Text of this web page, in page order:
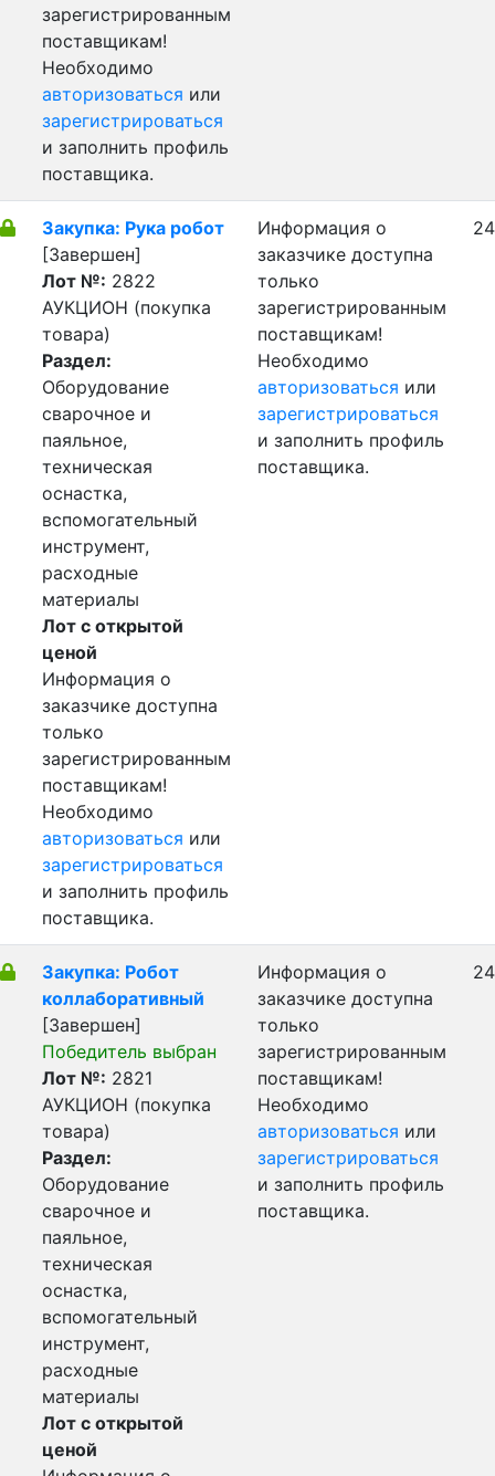
зарегистрированным
поставщикам!
Необходимо
авторизоваться или
зарегистрироваться
и заполнить профиль
поставщика.
Закупка: Рука робот
[Завершен]
Лот №: 2822
АУКЦИОН (покупка
товара)
Раздел:
Оборудование
сварочное и
паяльное,
техническая
оснастка,
вспомогательный
инструмент,
расходные
материалы
Лот с открытой
ценой
Информация о
заказчике доступна
только
зарегистрированным
поставщикам!
Необходимо
авторизоваться или
зарегистрироваться
и заполнить профиль
поставщика.
Информация о
заказчике доступна
только
зарегистрированным
поставщикам!
Необходимо
авторизоваться или
зарегистрироваться
и заполнить профиль
поставщика.
Закупка: Робот
коллаборативный
[Завершен]
Победитель выбран
Лот №: 2821
АУКЦИОН (покупка
товара)
Раздел:
Оборудование
сварочное и
паяльное,
техническая
оснастка,
вспомогательный
инструмент,
расходные
материалы
Лот с открытой
ценой
Информация о
заказчике доступна
только
зарегистрированным
поставщикам!
Необходимо
авторизоваться или
зарегистрироваться
и заполнить профиль
поставщика.